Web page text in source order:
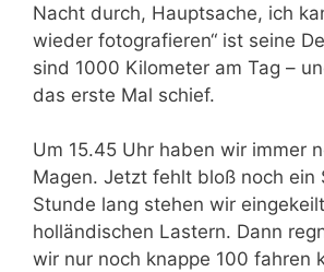
Nacht durch, Hauptsache, ich
wieder fotografieren“ ist seine
sind 1000 Kilometer am Tag –
das erste Mal schief.
Um 15.45 Uhr haben wir immer
Magen. Jetzt fehlt bloß noch ein
Stunde lang stehen wir
holländischen Lastern. Dann
wir nur noch knappe 100 fahren